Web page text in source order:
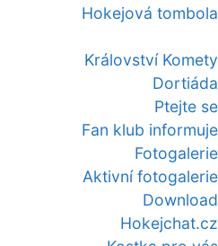
Hokejová tombola
Království Komety
Dortiáda
Ptejte se
Fan klub informuje
Fotogalerie
Aktivní fotogalerie
Download
Hokejchat.cz